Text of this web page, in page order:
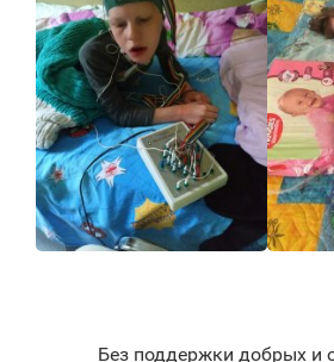
Без поддержки добрых и